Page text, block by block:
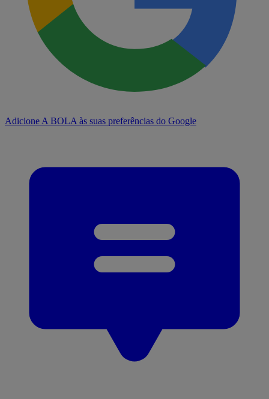
Adicione A BOLA às suas preferências do Google